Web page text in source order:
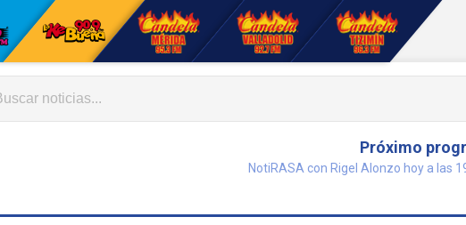
Próximo
NotiRASA con Rigel Alonzo hoy a las